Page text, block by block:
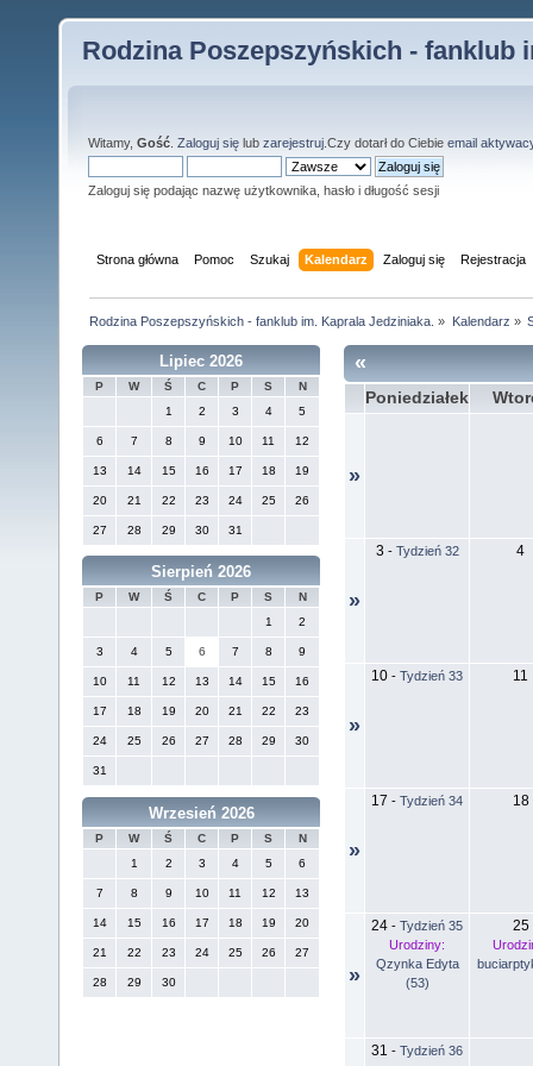
Rodzina Poszepszyńskich - fanklub
Witamy, Gość Zaloguj się lub zarejestruj .Czy dotarł do Ciebie email
Zaloguj się podając nazwę użytkownika, hasło i długość sesji
Strona główna Pomoc Szukaj Kalendarz Zaloguj się Rejestracja
Rodzina Poszepszyńskich - fanklub im. Kaprala Jedziniaka. » Kalendarz »
Lipiec 2026
P W Ś C P S
N
1
2 3 4 5
6 7 8 9 10 11 12
13 14 15 16 17 18 19
20 21 22 23 24 25 26
27 28 29 30 31
Sierpień 2026
P W Ś C P S
N
1
2
3 4 5 6 7 8 9
10 11 12 13 14 15 16
17 18 19 20 21 22 23
24 25 26 27 28 29 30
31
Wrzesień 2026
P W Ś C P S
N
1
2 3 4 5 6
7 8 9 10 11 12 13
14 15 16 17 18 19 20
21 22 23 24 25 26 27
28 29 30
«
Poniedziałek
»
»
3 - Tydzień 32 4
»
10 - Tydzień 33 11
»
17 - Tydzień 34 18
»
24 - Tydzień 35
Urodziny:
Qzynka Edyta
(53)
25
31 - Tydzień 36